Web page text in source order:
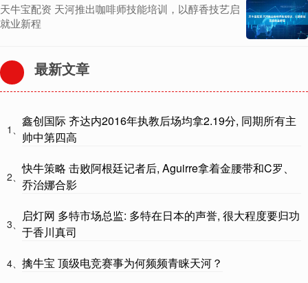
天牛宝配资 天河推出咖啡师技能培训，以醇香技艺启
就业新程
最新文章
1、
鑫创国际 齐达内2016年执教后场均拿2.19分, 同期所有主
帅中第四高
2、
快牛策略 击败阿根廷记者后, Aguirre拿着金腰带和C罗、
乔治娜合影
3、
启灯网 多特市场总监: 多特在日本的声誉, 很大程度要归功
于香川真司
4、 擒牛宝 顶级电竞赛事为何频频青睐天河？